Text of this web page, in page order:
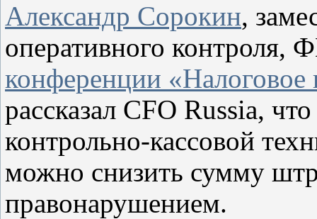
Александр Сорокин,
оперативного контроля,
конференции «Налоговое
рассказал CFO Russia,
контрольно-кассовой
можно снизить сумму
правонарушением.